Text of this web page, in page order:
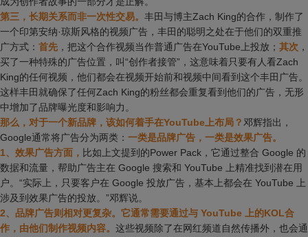
第三，长期关系而非一次性交易。 丰田与博主Zach King的合作，制作了
一个印第安纳·琼斯风格的视频广告，丰田的聪明之处在于他们的双重推
广方式： 首先 ，把这个合作视频当作普通广告在YouTube上投放； 其次 ，
买了一种特殊的广告位置，叫“创作者接管”，这意味着只要有人看Zach
King的任何视频，他们都会在视频开始前和视频中间看到这个丰田广告。
这样丰田就确保了任何Zach King的粉丝都会重复看到他们的广告，无形
中增加了品牌曝光度和影响力。
那么，对于一个新品牌，该如何着手在YouTube上布局？ 邓辉指出，
Google通常将广告分为两类： 一类是品牌广告，一类是效果广告。
1、效果广告方面， 比如上文提到的Power Pack，它通过整合 Google 的
数据和流量，帮助广告主在 Google 搜索和 YouTube 上精准找到潜在用
户。“实际上，只要客户在 Google 投放广告，基本上都会在 YouTube 上
涉及到效果广告的投放。”邓辉说。
2、品牌广告则相对更复杂。它通常需要通过与 YouTube 上的KOL合
作，由他们制作视频内容。 这些视频除了在网红频道自然传播外，也会通